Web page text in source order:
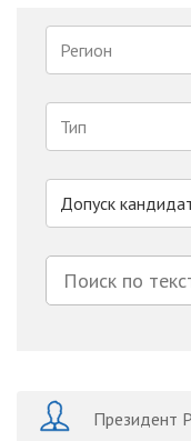
Регион
Тип
Допуск
Президент